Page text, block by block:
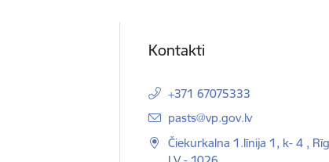
Kontakti
+371 67075333
E-pasts:
pasts@vp.gov.lv
Čiekurkalna 1.līnija 1, k- 4 ,